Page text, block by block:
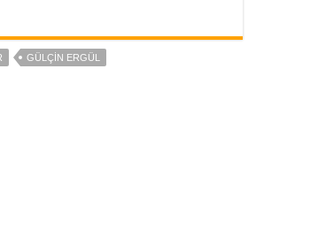
GÜLÇIN ERGÜL